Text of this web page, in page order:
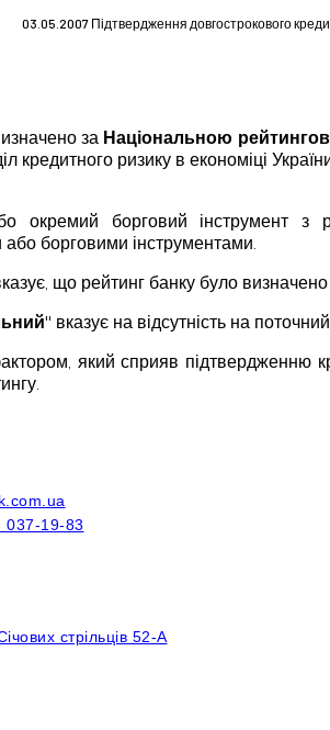
03.05.2007 Підтвердження довгострокового
за Національною
кредитного ризику в економіці
окремий борговий інструмент з
борговими інструментами.
що рейтинг банку було визначено
" вказує на відсутність на
який сприяв підтвердженню
037-19-83
стрільців 52-А